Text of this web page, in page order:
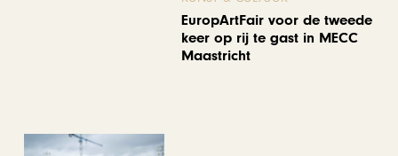
EuropArtFair voor de tweede
keer op rij te gast in MECC
Maastricht